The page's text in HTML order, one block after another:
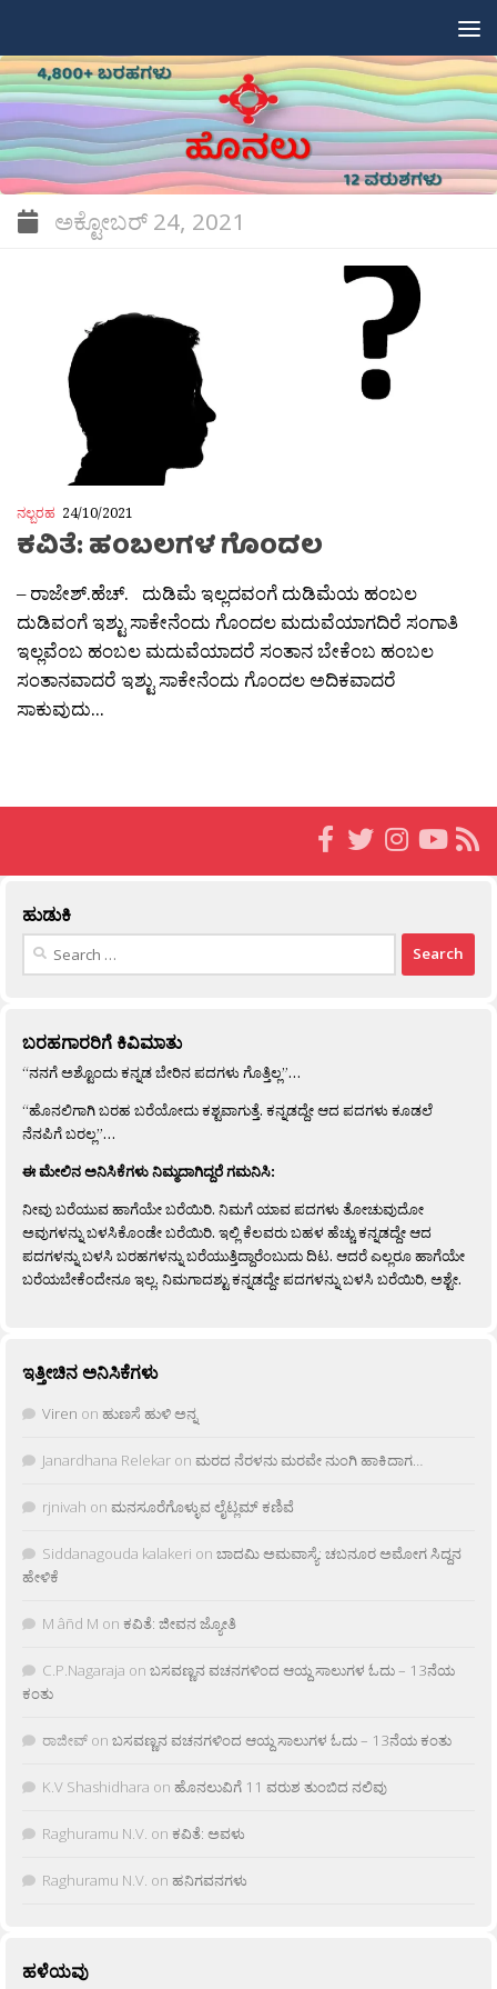
ಅಕ್ಟೋಬರ್ 24, 2021
ನಲ್ಬರಹ 24/10/2021
ಕವಿತೆ: ಹಂಬಲಗಳ ಗೊಂದಲ
– ರಾಜೇಶ್.ಹೆಚ್. ದುಡಿಮೆ ಇಲ್ಲದವಂಗೆ ದುಡಿಮೆಯ ಹಂಬಲ
ದುಡಿವಂಗೆ ಇಶ್ಟು ಸಾಕೇನೆಂದು ಗೊಂದಲ ಮದುವೆಯಾಗದಿರೆ ಸಂಗಾತಿ
ಇಲ್ಲವೆಂಬ ಹಂಬಲ ಮದುವೆಯಾದರೆ ಸಂತಾನ ಬೇಕೆಂಬ ಹಂಬಲ
ಸಂತಾನವಾದರೆ ಇಶ್ಟು ಸಾಕೇನೆಂದು ಗೊಂದಲ ಅದಿಕವಾದರೆ
ಸಾಕುವುದು...
ಹುಡುಕಿ
Search
ಬರಹಗಾರರಿಗೆ ಕಿವಿಮಾತು
“ನನಗೆ ಅಶ್ಟೊಂದು ಕನ್ನಡ ಬೇರಿನ ಪದಗಳು ಗೊತ್ತಿಲ್ಲ”…
“ಹೊನಲಿಗಾಗಿ ಬರಹ ಬರೆಯೋದು ಕಶ್ಟವಾಗುತ್ತೆ. ಕನ್ನಡದ್ದೇ ಆದ ಪದಗಳು ಕೂಡಲೆ
ನೆನಪಿಗೆ ಬರಲ್ಲ”…
ಈ ಮೇಲಿನ ಅನಿಸಿಕೆಗಳು ನಿಮ್ಮದಾಗಿದ್ದರೆ ಗಮನಿಸಿ:
ನೀವು ಬರೆಯುವ ಹಾಗೆಯೇ ಬರೆಯಿರಿ. ನಿಮಗೆ ಯಾವ ಪದಗಳು ತೋಚುವುದೋ
ಅವುಗಳನ್ನು ಬಳಸಿಕೊಂಡೇ ಬರೆಯಿರಿ. ಇಲ್ಲಿ ಕೆಲವರು ಬಹಳ ಹೆಚ್ಚು ಕನ್ನಡದ್ದೇ ಆದ
ಪದಗಳನ್ನು ಬಳಸಿ ಬರಹಗಳನ್ನು ಬರೆಯುತ್ತಿದ್ದಾರೆಂಬುದು ದಿಟ. ಆದರೆ ಎಲ್ಲರೂ ಹಾಗೆಯೇ
ಬರೆಯಬೇಕೆಂದೇನೂ ಇಲ್ಲ. ನಿಮಗಾದಶ್ಟು ಕನ್ನಡದ್ದೇ ಪದಗಳನ್ನು ಬಳಸಿ ಬರೆಯಿರಿ, ಅಶ್ಟೇ.
ಇತ್ತೀಚಿನ ಅನಿಸಿಕೆಗಳು
Viren on ಹುಣಸೆ ಹುಳಿ ಅನ್ನ
Janardhana Relekar on ಮರದ ನೆರಳನು ಮರವೇ ನುಂಗಿ ಹಾಕಿದಾಗ…
rjnivah on ಮನಸೂರೆಗೊಳ್ಳುವ ಲೈಟ್ಲಮ್ ಕಣಿವೆ
Siddanagouda kalakeri on ಬಾದಮಿ ಅಮವಾಸ್ಯೆ: ಚಬನೂರ ಅಮೋಗ ಸಿದ್ದನ
ಹೇಳಿಕೆ
M âñd M on ಕವಿತೆ: ಜೀವನ ಜ್ಯೋತಿ
C.P.Nagaraja on ಬಸವಣ್ಣನ ವಚನಗಳಿಂದ ಆಯ್ದ ಸಾಲುಗಳ ಓದು – 13ನೆಯ
ಕಂತು
ರಾಜೀವ್ on ಬಸವಣ್ಣನ ವಚನಗಳಿಂದ ಆಯ್ದ ಸಾಲುಗಳ ಓದು – 13ನೆಯ ಕಂತು
K.V Shashidhara on ಹೊನಲುವಿಗೆ 11 ವರುಶ ತುಂಬಿದ ನಲಿವು
Raghuramu N.V. on ಕವಿತೆ: ಅವಳು
Raghuramu N.V. on ಹನಿಗವನಗಳು
ಹಳೆಯವು